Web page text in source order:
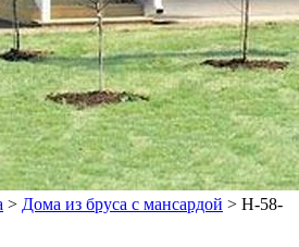
> Дома из бруса с мансардой > Н-58-